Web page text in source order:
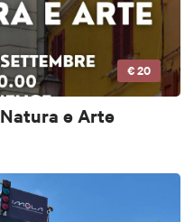
€ 20
e Arte